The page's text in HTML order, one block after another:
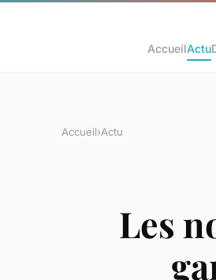
AccueilActu
Accueil›Actu
Les